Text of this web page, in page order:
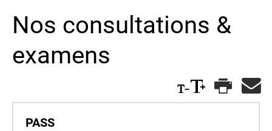
Nos consultations &
examens
PASS